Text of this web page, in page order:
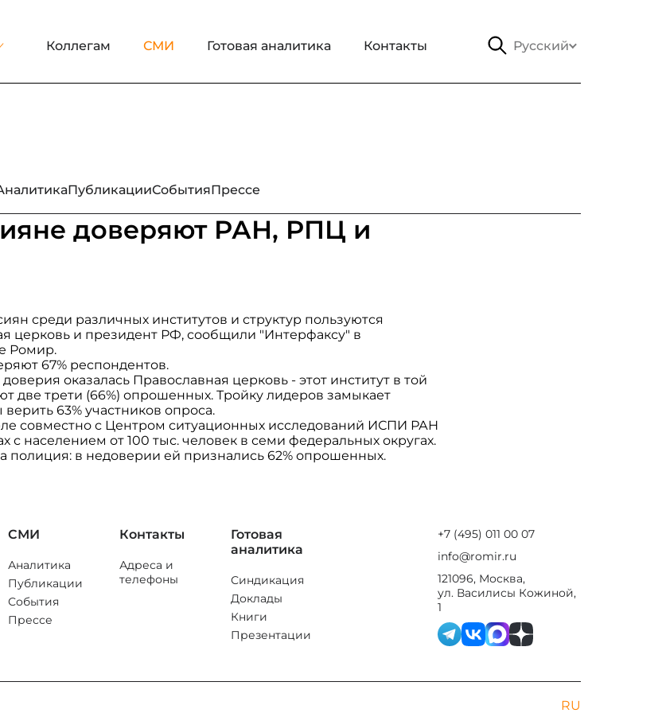
Коллегам СМИ Готовая аналитика Контакты Русский
ПубликацииСобытияПрессе
доверяют РАН, РПЦ и
среди различных институтов и структур пользуются
церковь и президент РФ, сообщили "Интерфаксу" в
Ромир.
67% респондентов.
оказалась Православная церковь - этот институт в той
две трети (66%) опрошенных. Тройку лидеров замыкает
63% участников опроса.
совместно с Центром ситуационных исследований ИСПИ РАН
с населением от 100 тыс. человек в семи федеральных округах.
полиция: в недоверии ей признались 62% опрошенных.
СМИ
Аналитика
Публикации
События
Прессе
Контакты
Адреса и
телефоны
Готовая
аналитика
Синдикация
Доклады
Книги
Презентации
+7 (495) 011 00 07
info@romir.ru
121096, Москва,
ул. Василисы Кожиной,
1
RU